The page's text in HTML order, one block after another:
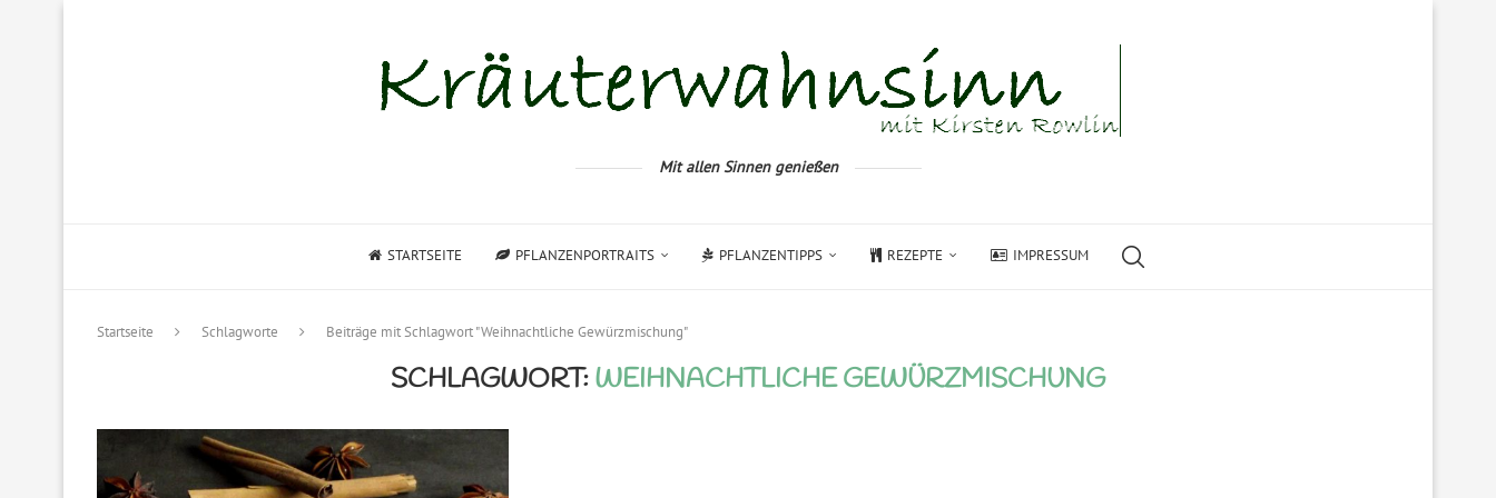
Mit allen Sinnen genießen
STARTSEITE PFLANZENPORTRAITS PFLANZENTIPPS REZEPTE IMPRESSUM
Startseite Schlagworte Beiträge mit Schlagwort "Weihnachtliche Gewürzmischung"
SCHLAGWORT:WEIHNACHTLICHE GEWÜRZMISCHUNG